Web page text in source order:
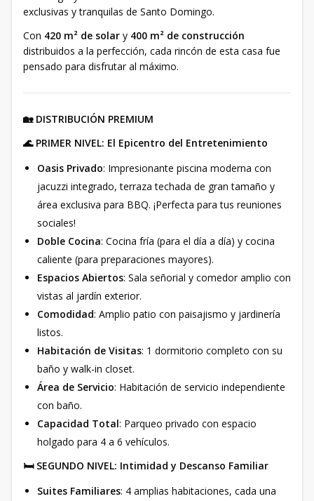
exclusivas y tranquilas de Santo Domingo.
Con 420 m² de solar y 400 m² de construcción
distribuidos a la perfección, cada rincón de esta casa fue
pensado para disfrutar al máximo.
🏡 DISTRIBUCIÓN PREMIUM
🌊 PRIMER NIVEL: El Epicentro del Entretenimiento
Oasis Privado: Impresionante piscina moderna con
jacuzzi integrado, terraza techada de gran tamaño y
área exclusiva para BBQ. ¡Perfecta para tus reuniones
sociales!
Doble Cocina: Cocina fría (para el día a día) y cocina
caliente (para preparaciones mayores).
Espacios Abiertos: Sala señorial y comedor amplio con
vistas al jardín exterior.
Comodidad: Amplio patio con paisajismo y jardinería
listos.
Habitación de Visitas: 1 dormitorio completo con su
baño y walk-in closet.
Área de Servicio: Habitación de servicio independiente
con baño.
Capacidad Total: Parqueo privado con espacio
holgado para 4 a 6 vehículos.
🛏️ SEGUNDO NIVEL: Intimidad y Descanso Familiar
Suites Familiares: 4 amplias habitaciones, cada una